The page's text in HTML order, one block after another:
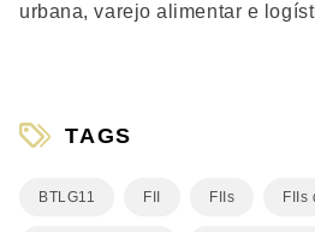
urbana, varejo alimentar e
TAGS
BTLG11 FII FIIs FIIs